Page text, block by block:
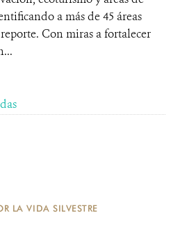
a más de 45 áreas
Con miras a fortalecer
LA VIDA SILVESTRE